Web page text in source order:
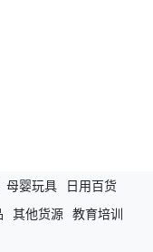
母婴玩具
日用百货
其他货源 教育培训